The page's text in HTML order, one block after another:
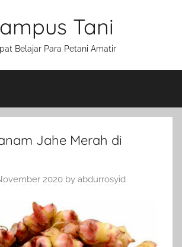
Tani
Belajar Para Petani Amatir
Jahe Merah di
2020 by abdurrosyid